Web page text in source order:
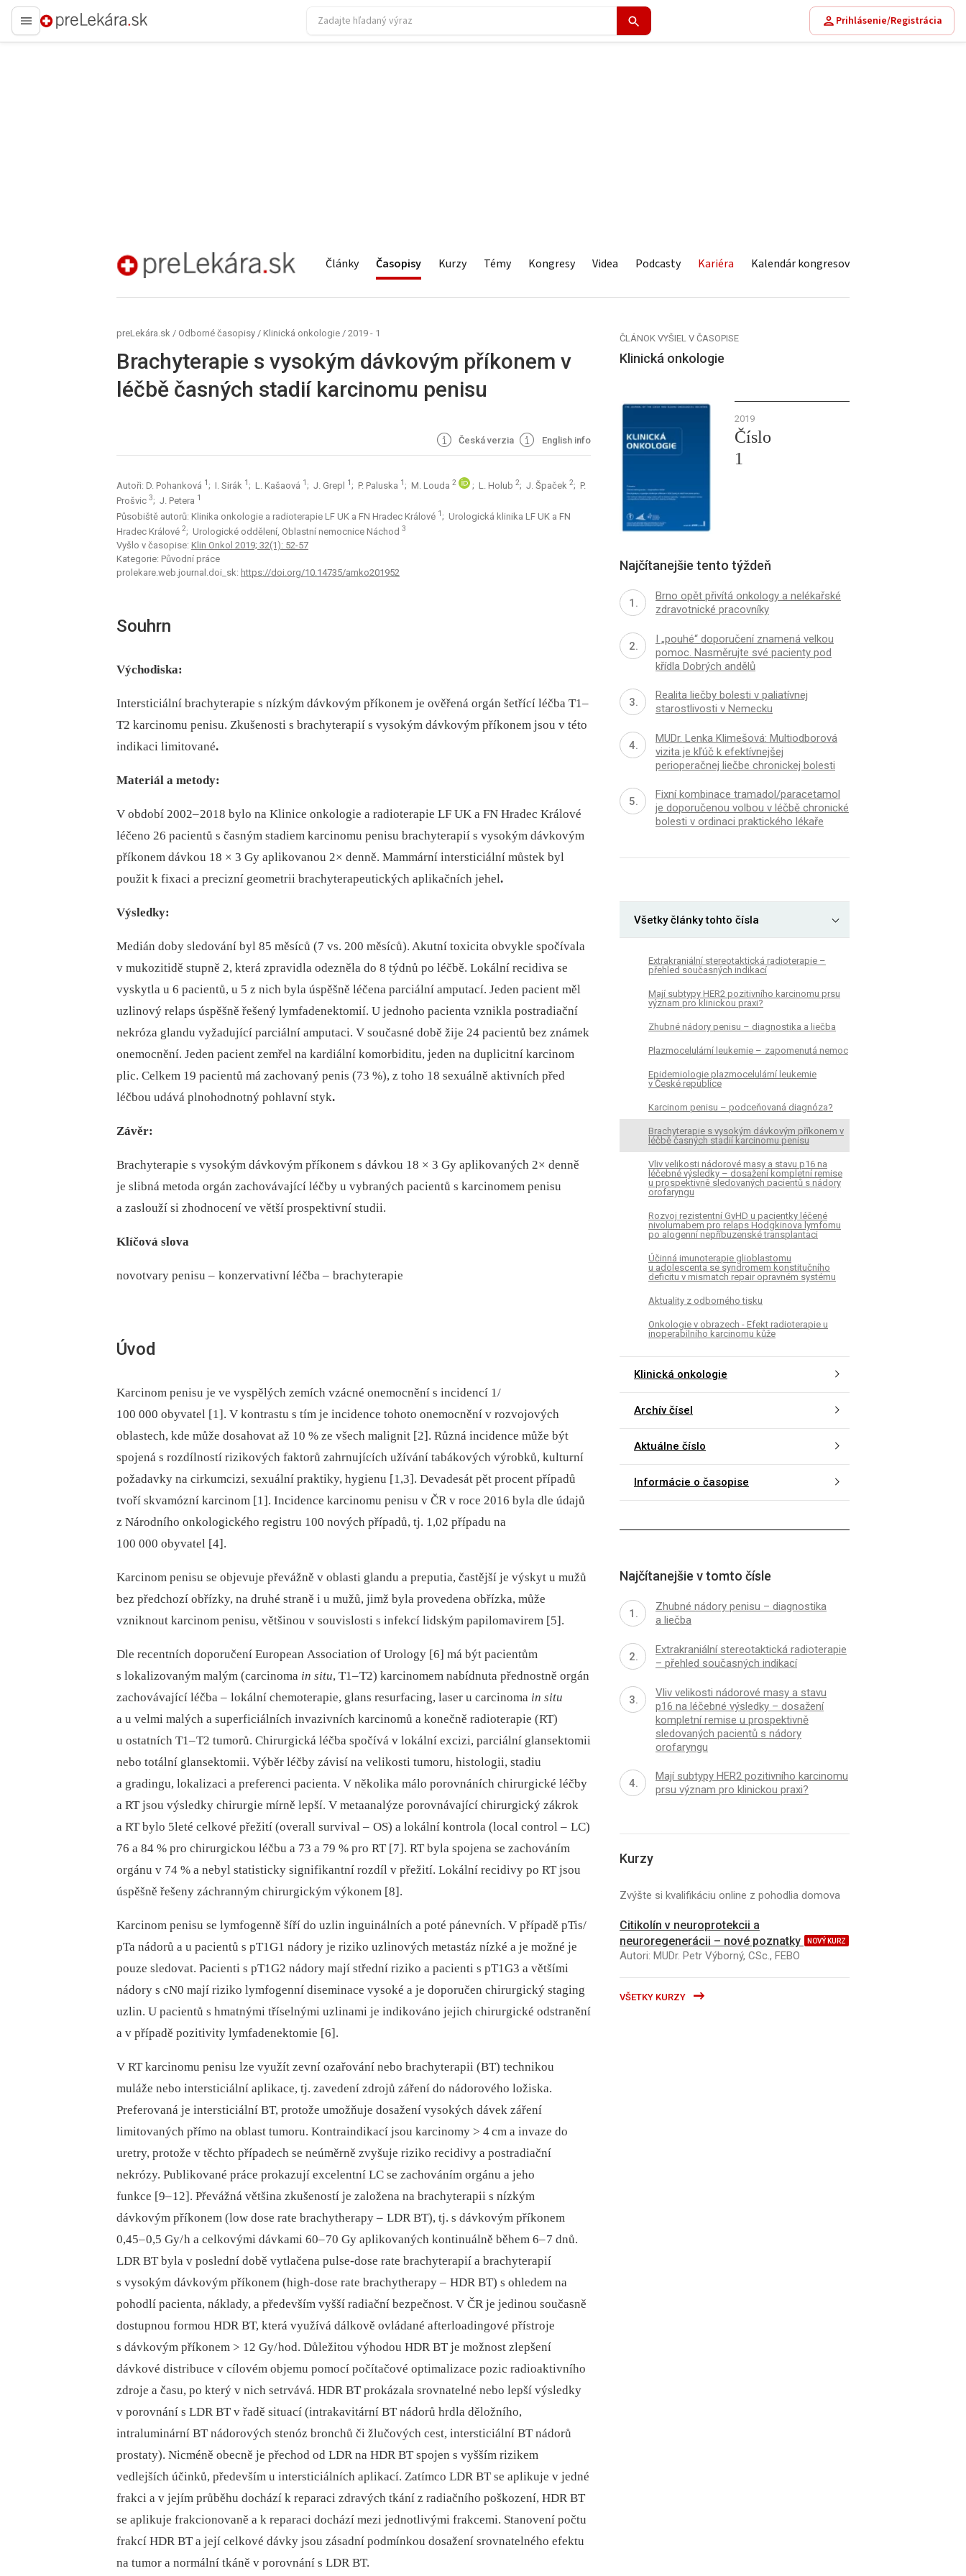
preLekára.sk
Prihlásenie/Registrácia
preLekára.sk Články Časopisy Kurzy Témy Kongresy Videa Podcasty Kariéra Kalendár kongresov
preLekára.sk / Odborné časopisy / Klinická onkologie / 2019 - 1
Brachyterapie s vysokým dávkovým příkonem v
léčbě časných stadií karcinomu penisu
Česká verzia English info
Autoři: D. Pohanková 1 ; I. Sirák 1 ; L. Kašaová 1 ; J. Grepl 1 ; P. Paluska 1 ; M. Louda 2 ; L. Holub 2; J. Špaček 2; P.
Prošvic 3; J. Petera 1
Působiště autorů: Klinika onkologie a radioterapie LF UK a FN Hradec Králové 1; Urologická klinika LF UK a FN
Hradec Králové 2; Urologické oddělení, Oblastní nemocnice Náchod 3
Vyšlo v časopise: Klin Onkol 2019; 32(1): 52-57
Kategorie: Původní práce
prolekare.web.journal.doi_sk: https://doi.org/10.14735/amko201952
Souhrn
Východiska:
Intersticiální brachyterapie s nízkým dávkovým příkonem je ověřená orgán šetřící léčba T1–
T2 karcinomu penisu. Zkušenosti s brachyterapií s vysokým dávkovým příkonem jsou v této
indikaci limitované.
Materiál a metody:
V období 2002–2018 bylo na Klinice onkologie a radioterapie LF UK a FN Hradec Králové
léčeno 26 pa­cientů s časným stadiem karcinomu penisu brachyterapií s vysokým dávkovým
příkonem dávkou 18 × 3 Gy aplikovanou 2× denně. Mammární intersticiální můstek byl
použit k fixaci a precizní geometrii brachyterapeutických aplikačních jehel.
Výsledky:
Medián doby sledování byl 85 měsíců (7 vs. 200 měsíců). Akutní toxicita obvykle spočívala
v mukozitidě stupně 2, která zpravidla odezněla do 8 týdnů po léčbě. Lokální recidiva se
vyskytla u 6 pa­cientů, u 5 z nich byla úspěšně léčena parciální amputací. Jeden pa­cient měl
uzlinový relaps úspěšně řešený lymfadenektomií. U jednoho pa­cienta vznikla postradiační
nekróza glandu vyžadující parciální amputaci. V současné době žije 24 pa­cientů bez známek
onemocnění. Jeden pa­cient zemřel na kardiální komorbiditu, jeden na duplicitní karcinom
plic. Celkem 19 pa­cientů má zachovaný penis (73 %), z toho 18 sexuálně aktivních před
léčbou udává plnohodnotný pohlavní styk.
Závěr:
Brachyterapie s vysokým dávkovým příkonem s dávkou 18 × 3 Gy aplikovaných 2× denně
je slibná metoda orgán zachovávající léčby u vybraných pa­cientů s karcinomem penisu
a zaslouží si zhodnocení ve větší prospektivní studii.
Klíčová slova
novotvary penisu – konzervativní léčba – brachyterapie
Úvod
Karcinom penisu je ve vyspělých zemích vzácné onemocnění s incidencí 1/
100 000 obyvatel [1]. V kontrastu s tím je incidence tohoto onemocnění v rozvojových
oblastech, kde může dosahovat až 10 % ze všech malignit [2]. Různá incidence může být
spojená s rozdílností rizikových faktorů zahrnujících užívání tabákových výrobků, kulturní
požadavky na cirkumcizi, sexuální praktiky, hygienu [1,3]. Devadesát pět procent případů
tvoří skvamózní karcinom [1]. Incidence karcinomu penisu v ČR v roce 2016 byla dle údajů
z Národního onkologického registru 100 nových případů, tj. 1,02 případu na
100 000 obyvatel [4].
Karcinom penisu se objevuje převážně v oblasti glandu a preputia, častější je výskyt u mužů
bez předchozí obřízky, na druhé straně i u mužů, jimž byla provedena obřízka, může
vzniknout karcinom penisu, většinou v souvislosti s infekcí lidským papilomavirem [5].
Dle recentních doporučení European Association of Urology [6] má být pa­cientům
s lokalizovaným malým (carcinoma in situ, T1–T2) karcinomem nabídnuta přednostně orgán
zachovávající léčba – lokální chemoterapie, glans resurfacing, laser u carcinoma in situ
a u velmi malých a superficiálních invazivních karcinomů a konečně radioterapie (RT)
u ostatních T1–T2 tumorů. Chirurgická léčba spočívá v lokální excizi, parciální glansektomii
nebo totální glansektomii. Výběr léčby závisí na velikosti tumoru, histologii, stadiu
a gradingu, lokalizaci a preferenci pa­cienta. V několika málo porovnáních chirurgické léčby
a RT jsou výsledky chirurgie mírně lepší. V metaanalýze porovnávající chirurgický zákrok
a RT bylo 5leté celkové přežití (over­all survival – OS) a lokální kontrola (local control – LC)
76 a 84 % pro chirurgickou léčbu a 73 a 79 % pro RT [7]. RT byla spojena se zachováním
orgánu v 74 % a nebyl statisticky signifikantní rozdíl v přežití. Lokální recidivy po RT jsou
úspěšně řešeny záchranným chirurgickým výkonem [8].
Karcinom penisu se lymfogenně šíří do uzlin inguinálních a poté pánevních. V případě pTis/
pTa nádorů a u pa­cientů s pT1G1 nádory je riziko uzlinových metastáz nízké a je možné je
pouze sledovat. Pa­cienti s pT1G2 nádory mají střední riziko a pa­cienti s pT1G3 a většími
nádory s cN0 mají riziko lymfogenní diseminace vysoké a je doporučen chirurgický stag­ing
uzlin. U pa­cientů s hmatnými tříselnými uzlinami je indikováno jejich chirurgické odstranění
a v případě pozitivity lymfadenektomie [6].
V RT karcinomu penisu lze využít zevní ozařování nebo brachyterapii (BT) technikou
muláže nebo intersticiální aplikace, tj. zavedení zdrojů záření do nádorového ložiska.
Preferovaná je intersticiální BT, protože umožňuje dosažení vysokých dávek záření
limitovaných přímo na oblast tumoru. Kontraindikací jsou karcinomy > 4cm a invaze do
uretry, protože v těchto případech se neúměrně zvyšuje riziko recidivy a post­radiační
nekrózy. Publikované práce prokazují excelentní LC se zachováním orgánu a jeho
funkce [9–12]. Převážná většina zkušeností je založena na brachyterapii s nízkým
dávkovým příkonem (low dose rate brachyther­apy – LDR BT), tj. s dávkovým příkonem
0,45–0,5 Gy/h a celkovými dávkami 60–70 Gy aplikovaných kontinuálně během 6–7 dnů.
LDR BT byla v poslední době vytlačena pulse-dose rate brachyterapií a brachyterapií
s vysokým dávkovým příkonem (high-dose rate brachyther­apy – HDR BT) s ohledem na
pohodlí pa­cienta, náklady, a především vyšší radiační bezpečnost. V ČR je jedinou současně
dostupnou formou HDR BT, která využívá dálkově ovládané afterloadingové přístroje
s dávkovým příkonem > 12 Gy/hod. Důležitou výhodou HDR BT je možnost zlepšení
dávkové distribuce v cílovém objemu pomocí počítačové optimalizace pozic radioaktivního
zdroje a času, po který v nich setrvává. HDR BT prokázala srovnatelné nebo lepší výsledky
v porovnání s LDR BT v řadě situací (intrakavitární BT nádorů hrdla děložního,
intraluminární BT nádorových stenóz bronchů či žlučových cest, intersticiální BT nádorů
prostaty). Nicméně obecně je přechod od LDR na HDR BT spojen s vyšším rizikem
vedlejších účinků, především u intersticiálních aplikací. Zatímco LDR BT se aplikuje v jedné
frakci a v jejím průběhu dochází k reparaci zdravých tkání z radiačního poškození, HDR BT
se aplikuje frakcionovaně a k reparaci dochází mezi jednotlivými frakcemi. Stanovení počtu
frakcí HDR BT a její celkové dávky jsou zásadní podmínkou dosažení srovnatelného efektu
na tumor a normální tkáně v porovnání s LDR BT.
ČLÁNOK VYŠIEL V ČASOPISE
Klinická onkologie
2019
Číslo
1
Najčítanejšie tento týždeň
Brno opět přivítá onkology a nelékařské
zdravotnické pracovníky
I „pouhé“ doporučení znamená velkou
pomoc. Nasměrujte své pacienty pod
křídla Dobrých andělů
Realita liečby bolesti v paliatívnej
starostlivosti v Nemecku
MUDr. Lenka Klimešová: Multiodborová
vizita je kľúč k efektívnejšej
perioperačnej liečbe chronickej bolesti
Fixní kombinace tramadol/paracetamol
je doporučenou volbou v léčbě chronické
bolesti v ordinaci praktického lékaře
Všetky články tohto čísla
Extrakraniální stereotaktická radioterapie –
přehled současných indikací
Mají subtypy HER2 pozitivního karcinomu prsu
význam pro klinickou praxi?
Zhubné nádory penisu – dia­gnostika a liečba
Plazmocelulární leukemie – zapomenutá nemoc
Epidemiologie plazmocelulární leukemie
v České republice
Karcinom penisu – podceňovaná diagnóza?
Brachyterapie s vysokým dávkovým příkonem v
léčbě časných stadií karcinomu penisu
Vliv velikosti nádorové masy a stavu p16 na
léčebné výsledky – dosažení kompletní remise
u prospektivně sledovaných pacientů s nádory
orofaryngu
Rozvoj rezistentní GvHD u pa­cientky léčené
nivolumabem pro relaps Hodgkinova lymfomu
po alogenní nepříbuzenské transplantaci
Účinná imunoterapie glioblastomu
u adolescenta se syndromem konstitučního
deficitu v mismatch repair opravném systému
Aktuality z odborného tisku
Onkologie v obrazech - Efekt radioterapie u
inoperabilního karcinomu kůže
Klinická onkologie
Archív čísel
Aktuálne číslo
Informácie o časopise
Najčítanejšie v tomto čísle
Zhubné nádory penisu – dia­gnostika
a liečba
Extrakraniální stereotaktická radioterapie
– přehled současných indikací
Vliv velikosti nádorové masy a stavu
p16 na léčebné výsledky – dosažení
kompletní remise u prospektivně
sledovaných pacientů s nádory
orofaryngu
Mají subtypy HER2 pozitivního karcinomu
prsu význam pro klinickou praxi?
Kurzy
Zvýšte si kvalifikáciu online z pohodlia domova
Citikolín v neuroprotekcii a
neuroregenerácii – nové poznatky
NOVÝ KURZ
Autori: MUDr. Petr Výborný, CSc., FEBO
VŠETKY KURZY